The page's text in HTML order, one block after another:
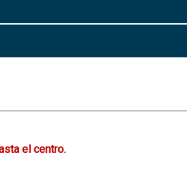
el centro.